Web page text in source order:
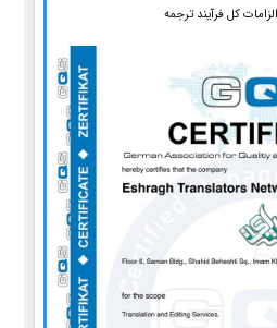
کل فرآیند ترجمه